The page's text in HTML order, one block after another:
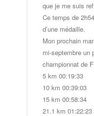
que je me suis
Ce temps de
d’une médaille.
Mon prochain
mi-septembre un
championnat de
5 km 00:19:33
10 km 00:39:03
15 km 00:58:34
21.1 km 01:22:23